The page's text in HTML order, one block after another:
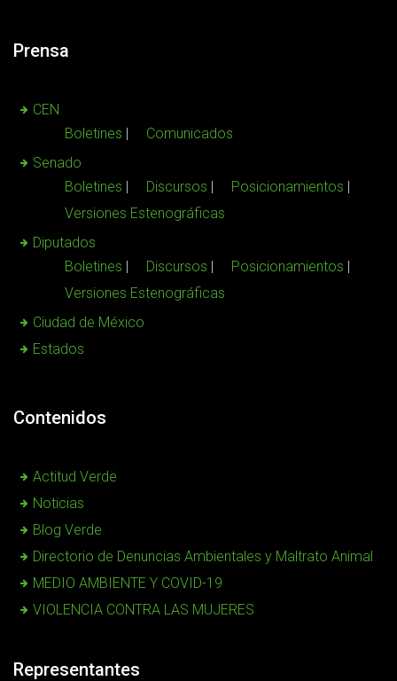
Prensa
CEN
Boletines
Comunicados
Senado
Boletines
Discursos
Posicionamientos
Versiones Estenográficas
Diputados
Boletines
Discursos
Posicionamientos
Versiones Estenográficas
Ciudad de México
Estados
Contenidos
Actitud Verde
Noticias
Blog Verde
Directorio de Denuncias Ambientales y Maltrato Animal
MEDIO AMBIENTE Y COVID-19
VIOLENCIA CONTRA LAS MUJERES
Representantes